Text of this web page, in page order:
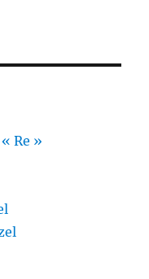
Re »